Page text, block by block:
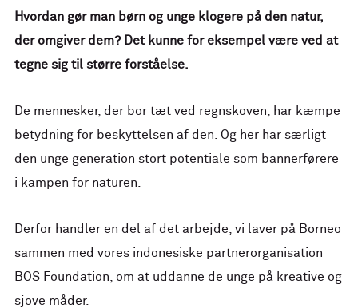
Hvordan gør man børn og unge klogere på den natur,
der omgiver dem? Det kunne for eksempel være ved at
tegne sig til større forståelse.
De mennesker, der bor tæt ved regnskoven, har kæmpe
betydning for beskyttelsen af den. Og her har særligt
den unge generation stort potentiale som bannerførere
i kampen for naturen.
Derfor handler en del af det arbejde, vi laver på Borneo
sammen med vores indonesiske partnerorganisation
BOS Foundation, om at uddanne de unge på kreative og
sjove måder.